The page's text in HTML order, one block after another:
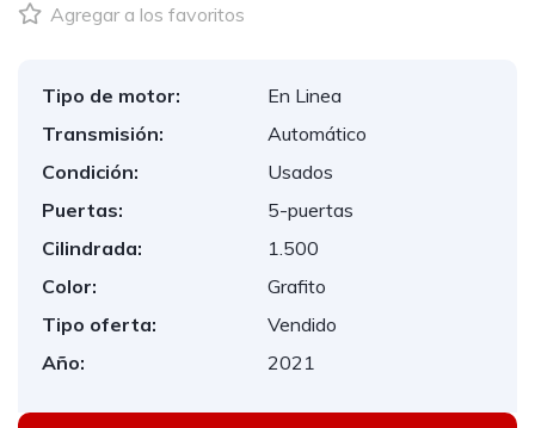
Agregar a los favoritos
Tipo de motor:
En Linea
Transmisión:
Automático
Condición:
Usados
Puertas:
5-puertas
Cilindrada:
1.500
Color:
Grafito
Tipo oferta:
Vendido
Año:
2021